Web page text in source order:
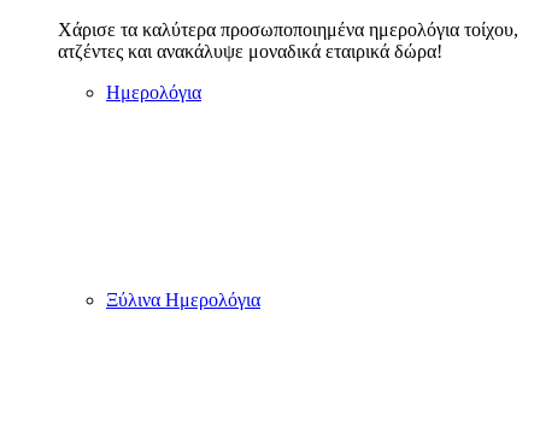
Χάρισε τα καλύτερα προσωποποιημένα ημερολόγια τοίχου,
ατζέντες και ανακάλυψε μοναδικά εταιρικά δώρα!
Ημερολόγια
Ξύλινα Ημερολόγια